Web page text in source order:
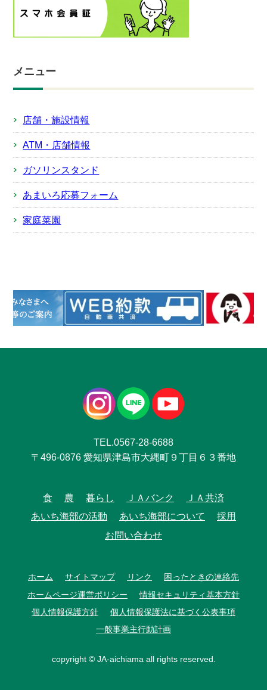
メニュー
店舗・施設情報
ATM・店舗情報
ガソリンスタンド
あまいろ応募フォーム
家庭菜園
TEL.0567-28-6688
〒496-0876 愛知県津島市大縄町９丁目６３番地
食 農 暮らし ＪＡバンク
ＪＡ共済
あいち海部の活動
あいち海部について
採用
お問い合わせ
ホーム サイトマップ リンク
困ったときの連絡先
ホームページ運営ポリシー
情報セキュリティ基本方針
個人情報保護方針
個人情報保護法に基づく公表事項
一般事業主行動計画
copyright © JA-aichiama all rights reserved.